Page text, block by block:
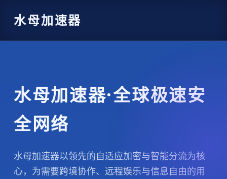
水母加速器
水母加速器·全球极速安
全网络
水母加速器以领先的自适应加密与智能分流为核
心，为需要跨境协作、远程娱乐与信息自由的用